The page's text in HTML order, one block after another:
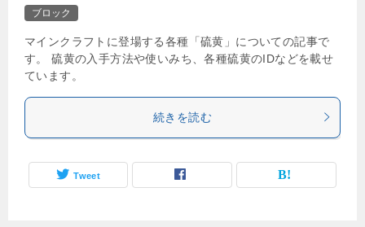
ブロック
マインクラフトに登場する各種「硫黄」についての記事で
す。 硫黄の入手方法や使いみち、各種硫黄のIDなどを載せ
ています。
続きを読む
Tweet